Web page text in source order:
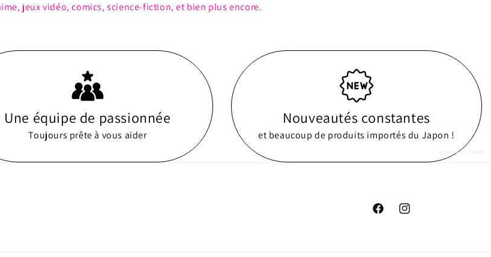
jeux vidéo, comics, science-fiction, et bien plus encore.
Une équipe de passionnée
Toujours prête à vous aider
Nouveautés constantes
et beaucoup de produits importés du Japon !
powered by
FacebookInstagram